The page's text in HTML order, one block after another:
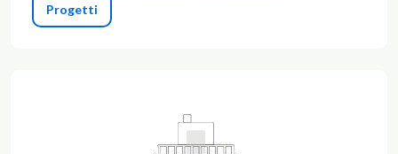
Progetti